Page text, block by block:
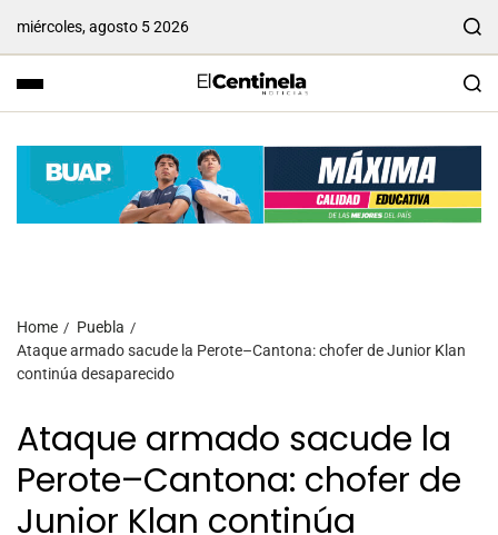
miércoles, agosto 5 2026
Home
Puebla
Ataque armado sacude la Perote–Cantona: chofer de Junior Klan
continúa desaparecido
Ataque armado sacude la
Perote–Cantona: chofer de
Junior Klan continúa